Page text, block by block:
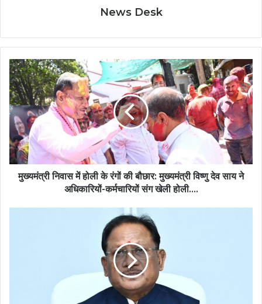
News Desk
मुख्यमंत्री
निवास
में
होली
के
रंगों
की
बौछार:
मुख्यमंत्री
विष्णुमुख्यमंत्री निवास में होली के रंगों की बौछार: मुख्यमंत्री विष्णु देव साय ने
अधिकारियों-कर्मचारियों संग खेली होली….